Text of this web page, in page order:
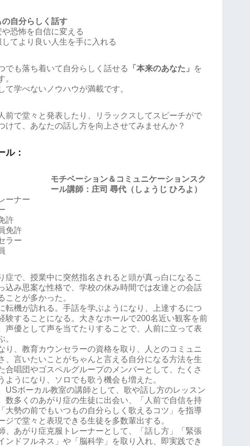
自分らしく話す
恐怖を自信に変える
てより良い人生を手に入れる
でも落ち着いて自分らしく話せる 「本来のあなた」
を
。
て学べないノウハウが満載です。
前で堂々と発表したり、リラックスしてスピーチがで
けて、あなたの話し方を向上させてみませんか？
ル：
モチベーション＆コミュニケーションスク
ール講師：庄司 尋代（しょうじ ひろよ）
ーナー
許
免許
ラー
症で、授業中に突然指名されると頭が真っ白になるこ
込み思案な性格で、学校の休み時間では友達との会話
ことが多かった。
転機が訪れる。手話を学ぶようになり、上達するにつ
験することになる。大きなホールで200名近い観客を前
声優として声を当てたりすることで、人前に立って表
。
り、教育カウンセラーの資格を取り、人とのコミュニ
、言いたいことがちゃんと言える自分になる方法を生
合唱団やゴスペルグループのメンバーとして、たくさ
ようになり、ソロでも歌う機会も増えた。
USボーカル教室の講師として、歌や話し方のレッスン
数多くのあがり症の生徒に出会い、「人前で自信を持
大勢の前でもいつもの自分らしく歌えるコツ」を指導
ジで堂々と表現できる生徒を多数輩出する。
、あがり症克服トレーナーとして、「話し方」「緊張
ンドフルネス」や「脳科学」を取り入れ、即実践でき